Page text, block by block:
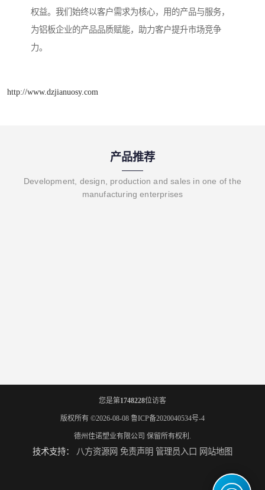
权益。我们始终以客户需求为核心，用的产品与服务，
为铝板企业的产品品质赋能，助力客户提升市场竞争
力。
http://www.dzjianuosy.com
产品推荐
Development, design, production and sales in one of the
manufacturing enterprises
您是第1748228位访客
版权所有 ©2026-08-08 鲁ICP备2020040534号-4
德州佳诺塑业有限公司 保留所有权利.
技术支持： 八方资源网 免责声明 管理员入口 网站地图